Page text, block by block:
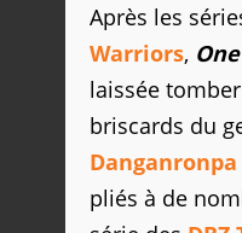
Après les
Warriors,
laissée
briscards du
Danganronpa
pliés à de